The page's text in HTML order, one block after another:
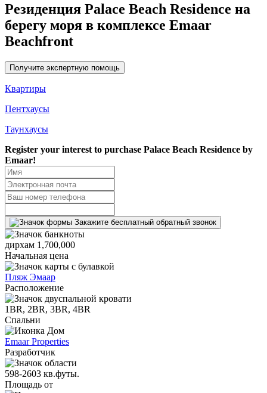
Резиденция Palace Beach Residence на
берегу моря в комплексе Emaar
Beachfront
Получите экспертную помощь
Квартиры
Пентхаусы
Таунхаусы
Register your interest to purchase Palace Beach Residence by
Emaar!
Закажите бесплатный обратный звонок
дирхам 1,700,000
Начальная цена
Пляж Эмаар
Расположение
1BR, 2BR, 3BR, 4BR
Спальни
Emaar Properties
Разработчик
598-2603 кв.футы.
Площадь от